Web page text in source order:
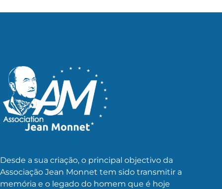
Desde a sua criação, o principal objectivo da
Associação Jean Monnet tem sido transmitir a
memória e o legado do homem que é hoje